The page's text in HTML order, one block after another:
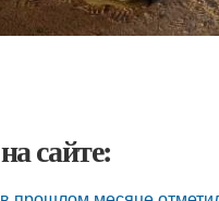
сайте: